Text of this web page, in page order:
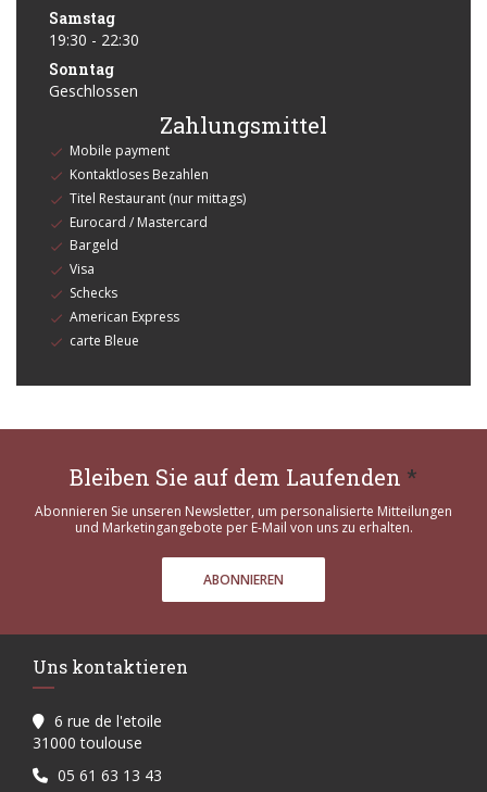
Samstag
19:30 - 22:30
Sonntag
Geschlossen
Zahlungsmittel
Mobile payment
Kontaktloses Bezahlen
Titel Restaurant (nur mittags)
Eurocard / Mastercard
Bargeld
Visa
Schecks
American Express
carte Bleue
Bleiben Sie auf dem Laufenden *
Abonnieren Sie unseren Newsletter, um personalisierte Mitteilungen
und Marketingangebote per E-Mail von uns zu erhalten.
ABONNIEREN
Uns kontaktieren
6 rue de l'etoile
31000 toulouse
05 61 63 13 43